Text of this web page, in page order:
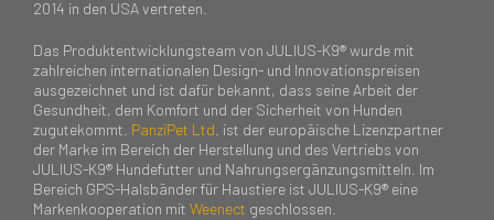
2014 in den USA vertreten.
Das Produktentwicklungsteam von JULIUS-K9® wurde mit
zahlreichen internationalen Design- und Innovationspreisen
ausgezeichnet und ist dafür bekannt, dass seine Arbeit der
Gesundheit, dem Komfort und der Sicherheit von Hunden
zugutekommt. PanziPet Ltd . ist der europäische Lizenzpartner
der Marke im Bereich der Herstellung und des Vertriebs von
JULIUS-K9® Hundefutter und Nahrungsergänzungsmitteln. Im
Bereich GPS-Halsbänder für Haustiere ist JULIUS-K9® eine
Markenkooperation mit Weenect geschlossen.